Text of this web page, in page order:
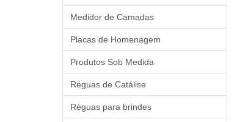
Medidor de Camadas
Placas de Homenagem
Produtos Sob Medida
Réguas de Catálise
Réguas para brindes